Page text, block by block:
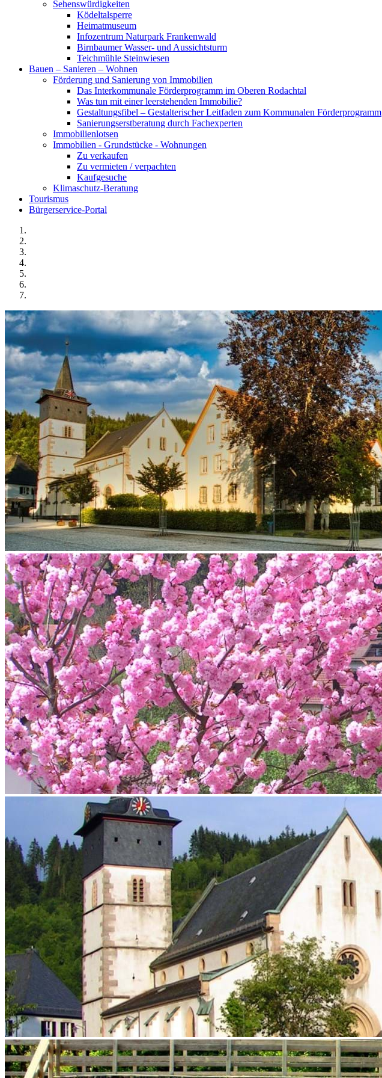
Sehenswürdigkeiten
Ködeltalsperre
Heimatmuseum
Infozentrum Naturpark Frankenwald
Birnbaumer Wasser- und Aussichtsturm
Teichmühle Steinwiesen
Bauen – Sanieren – Wohnen
Förderung und Sanierung von Immobilien
Das Interkommunale Förderprogramm im Oberen Rodachtal
Was tun mit einer leerstehenden Immobilie?
Gestaltungsfibel – Gestalterischer Leitfaden zum Kommunalen Förderprogramm
Sanierungserstberatung durch Fachexperten
Immobilienlotsen
Immobilien - Grundstücke - Wohnungen
Zu verkaufen
Zu vermieten / verpachten
Kaufgesuche
Klimaschutz-Beratung
Tourismus
Bürgerservice-Portal